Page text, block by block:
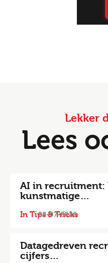
Lekker
Lees
AI in recruitment:
kunstmatige…
In Tips & Tricks
28-07-2026
Datagedreven
cijfers…